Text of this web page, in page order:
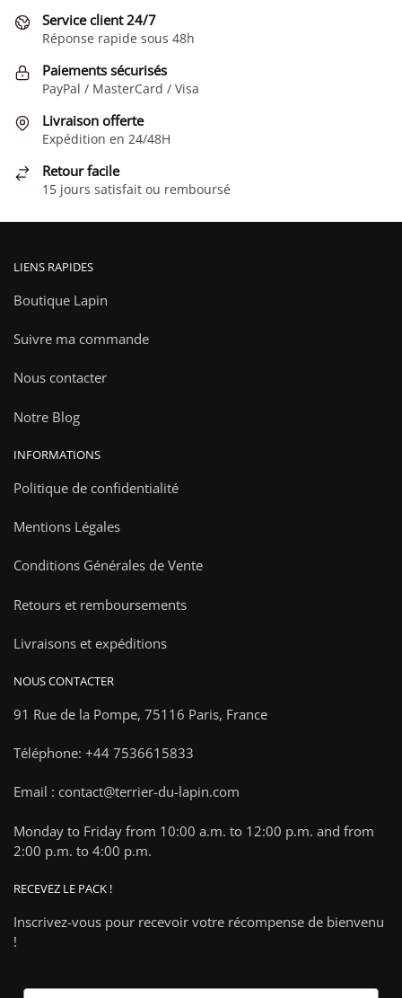
Service client 24/7
Réponse rapide sous 48h
Paiements sécurisés
PayPal / MasterCard / Visa
Livraison offerte
Expédition en 24/48H
Retour facile
15 jours satisfait ou remboursé
LIENS RAPIDES
Boutique Lapin
Suivre ma commande
Nous contacter
Notre Blog
INFORMATIONS
Politique de confidentialité
Mentions Légales
Conditions Générales de Vente
Retours et remboursements
Livraisons et expéditions
NOUS CONTACTER
91 Rue de la Pompe, 75116 Paris, France
Téléphone: +44 7536615833
Email : contact@terrier-du-lapin.com
Monday to Friday from 10:00 a.m. to 12:00 p.m. and from
2:00 p.m. to 4:00 p.m.
RECEVEZ LE PACK !
Inscrivez-vous pour recevoir votre récompense de bienvenu
!